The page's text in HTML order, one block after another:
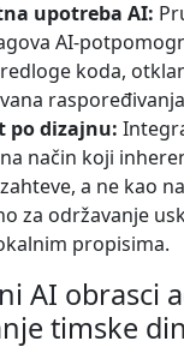
upotreba AI:
AI-
koda,
po dizajnu:
način koji
a ne kao
za održavanje
propisima.
AI obrasci
timske